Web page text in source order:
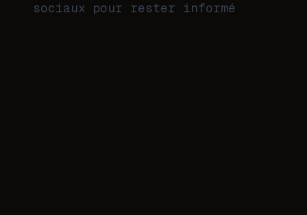
sociaux pour rester informé